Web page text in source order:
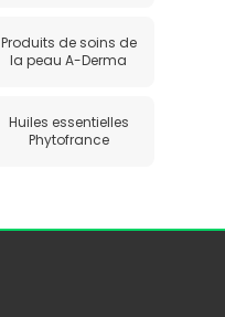
Produits de soins de
la peau A-Derma
Huiles essentielles
Phytofrance